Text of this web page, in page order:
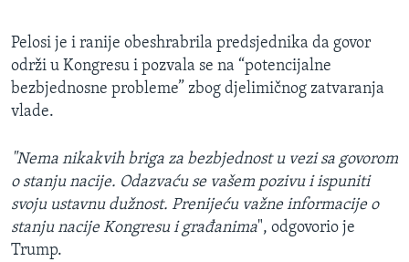
Pelosi je i ranije obeshrabrila predsjednika da govor
održi u Kongresu i pozvala se na “potencijalne
bezbjednosne probleme” zbog djelimičnog zatvaranja
vlade.
"Nema nikakvih briga za bezbjednost u vezi sa govorom
o stanju nacije. Odazvaću se vašem pozivu i ispuniti
svoju ustavnu dužnost. Prenijeću važne informacije o
stanju nacije Kongresu i građanima", odgovorio je
Trump.